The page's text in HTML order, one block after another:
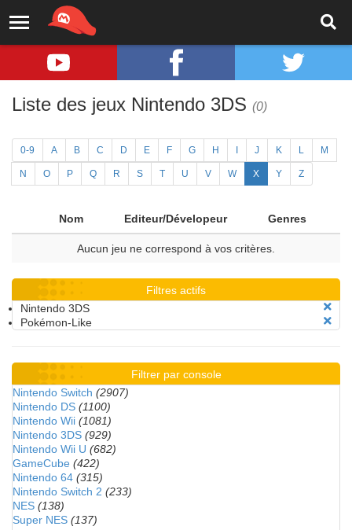
Liste des jeux Nintendo 3DS (0)
0-9 A B C D E F G H J K L M
N O P Q R S T U V W X Y Z
Nom Editeur/Dévelopeur Genres
Aucun jeu ne correspond à vos critères.
Filtres actifs
Nintendo 3DS
Pokémon-Like
Filtrer par console
Nintendo Switch (2907)
Nintendo DS (1100)
Nintendo Wii (1081)
Nintendo 3DS (929)
Nintendo Wii U (682)
GameCube (422)
Nintendo 64 (315)
Nintendo Switch 2 (233)
NES (138)
Super NES (137)